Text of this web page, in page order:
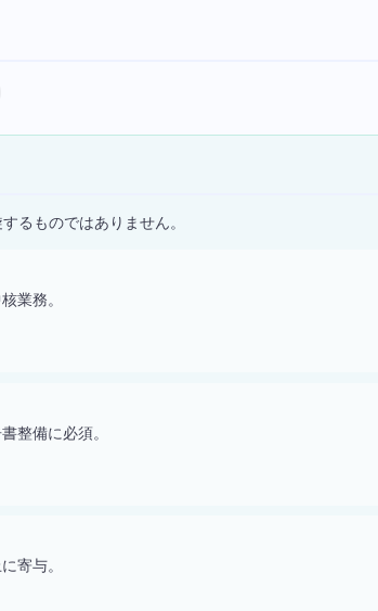
るものではありません。
業務。
整備に必須。
寄与。